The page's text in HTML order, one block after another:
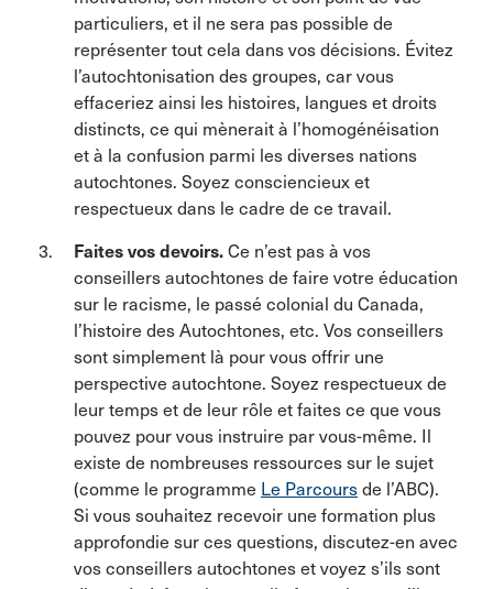
particuliers, et il ne sera pas possible de
représenter tout cela dans vos décisions. Évitez
l’autochtonisation des groupes, car vous
effaceriez ainsi les histoires, langues et droits
distincts, ce qui mènerait à l’homogénéisation
et à la confusion parmi les diverses nations
autochtones. Soyez consciencieux et
respectueux dans le cadre de ce travail.
Faites vos devoirs. Ce n’est pas à vos
conseillers autochtones de faire votre éducation
sur le racisme, le passé colonial du Canada,
l’histoire des Autochtones, etc. Vos conseillers
sont simplement là pour vous offrir une
perspective autochtone. Soyez respectueux de
leur temps et de leur rôle et faites ce que vous
pouvez pour vous instruire par vous-même. Il
existe de nombreuses ressources sur le sujet
(comme le programme Le Parcours de l’ABC).
Si vous souhaitez recevoir une formation plus
approfondie sur ces questions, discutez-en avec
vos conseillers autochtones et voyez s’ils sont